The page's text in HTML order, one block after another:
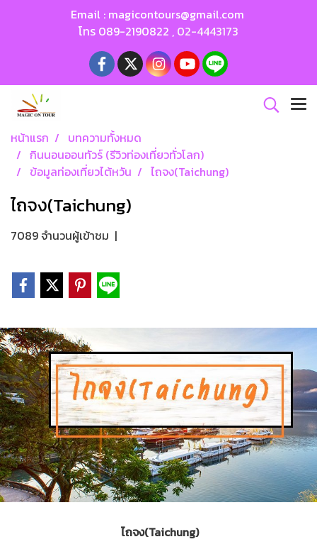
Email : magicontours@gmail.com
โทร 089-2190822 , 02-4443173
หน้าแรก
บทความทั้งหมด
กินนอนออนทัวร์ (รีวิวท่องเที่ยวทั่วโลก)
ข้อมูลท่องเที่ยวไต้หวัน
ไถจง(Taichung)
ไถจง(Taichung)
7089 จำนวนผู้เข้าชม |
ไถจง(Taichung)